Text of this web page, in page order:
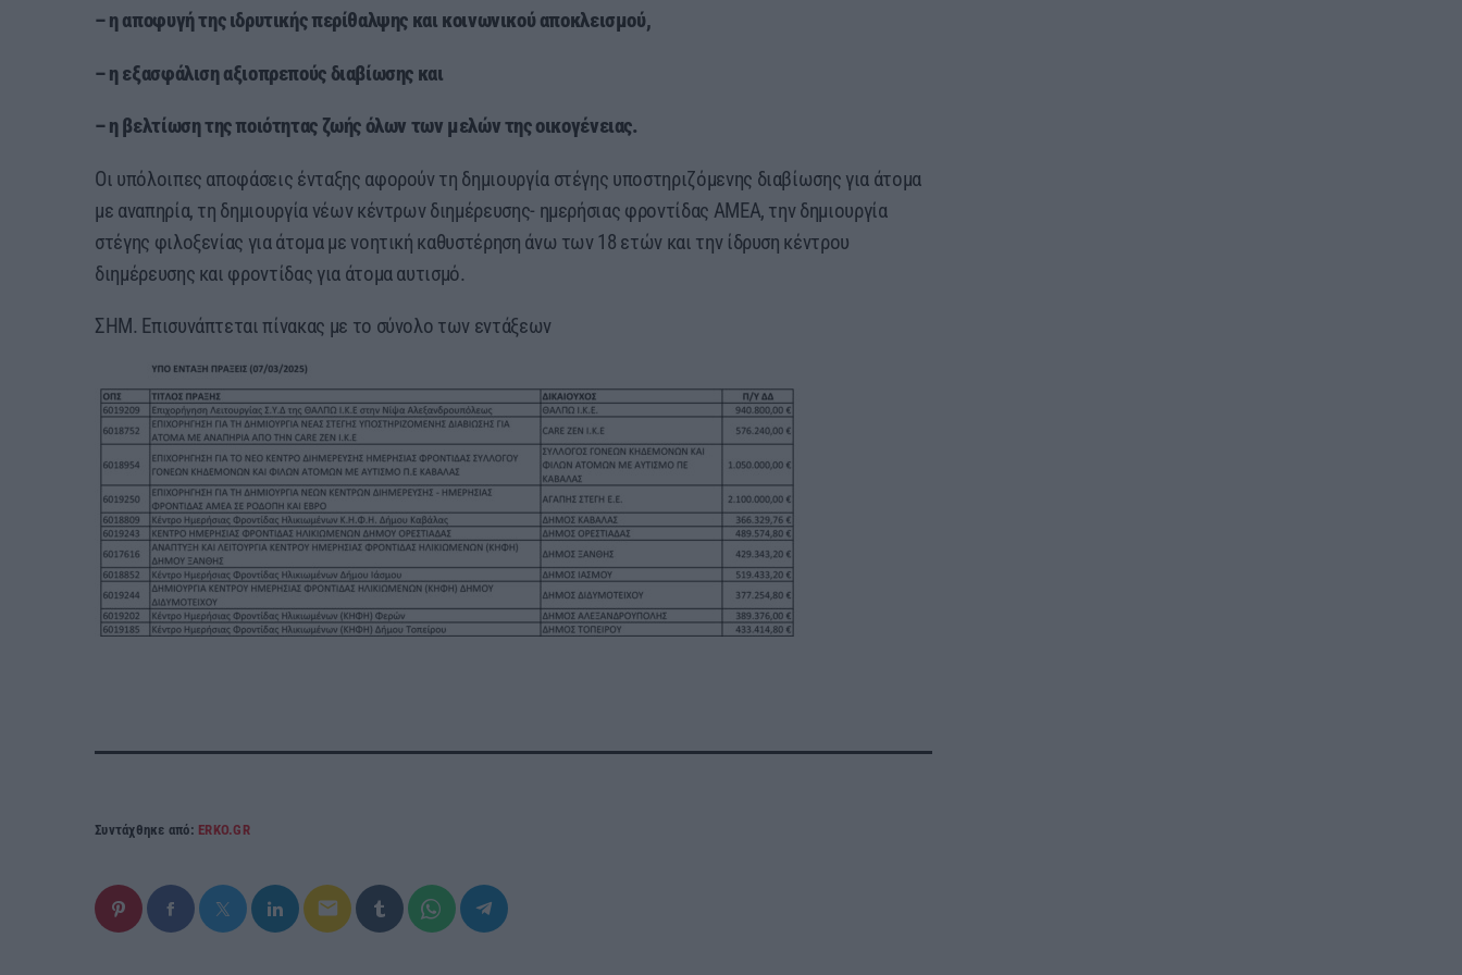
– η αποφυγή της ιδρυτικής περίθαλψης και κοινωνικού αποκλεισμού,
– η εξασφάλιση αξιοπρεπούς διαβίωσης και
– η βελτίωση της ποιότητας ζωής όλων των μελών της οικογένειας.
Οι υπόλοιπες αποφάσεις ένταξης αφορούν τη δημιουργία στέγης υποστηριζόμενης διαβίωσης για άτομα
με αναπηρία, τη δημιουργία νέων κέντρων διημέρευσης- ημερήσιας φροντίδας ΑΜΕΑ, την δημιουργία
στέγης φιλοξενίας για άτομα με νοητική καθυστέρηση άνω των 18 ετών και την ίδρυση κέντρου
διημέρευσης και φροντίδας για άτομα αυτισμό.
ΣΗΜ. Επισυνάπτεται πίνακας με το σύνολο των εντάξεων
Συντάχθηκε από: ERKO.GR
email